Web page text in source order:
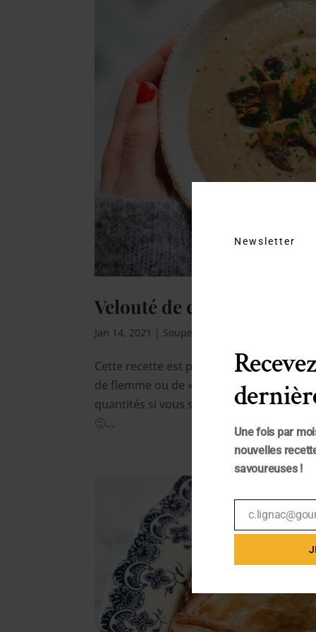
Velouté de châtaignes,
Jan 14, 2021 | Soupes
Cette recette est prête en 20 minutes
de flemme ou de « pas de temps »
quantités si vous souhaitez en faire
🙂...
Newsletter
Une fois par
nouvelles
savoureuses !
Email